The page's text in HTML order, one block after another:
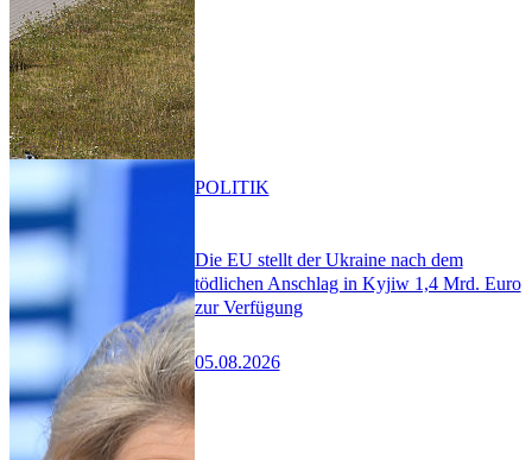
Die EU stellt der Ukraine nach dem
tödlichen Anschlag in Kyjiw 1,4 Mrd. Euro
zur Verfügung
05.08.2026
POLITIK